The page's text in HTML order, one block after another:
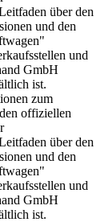
über den
und den
und
GmbH
ist.
zum
offiziellen
über den
und den
und
GmbH
ist.